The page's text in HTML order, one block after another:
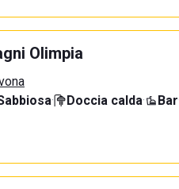
Olimpia
· Doccia calda· Bar